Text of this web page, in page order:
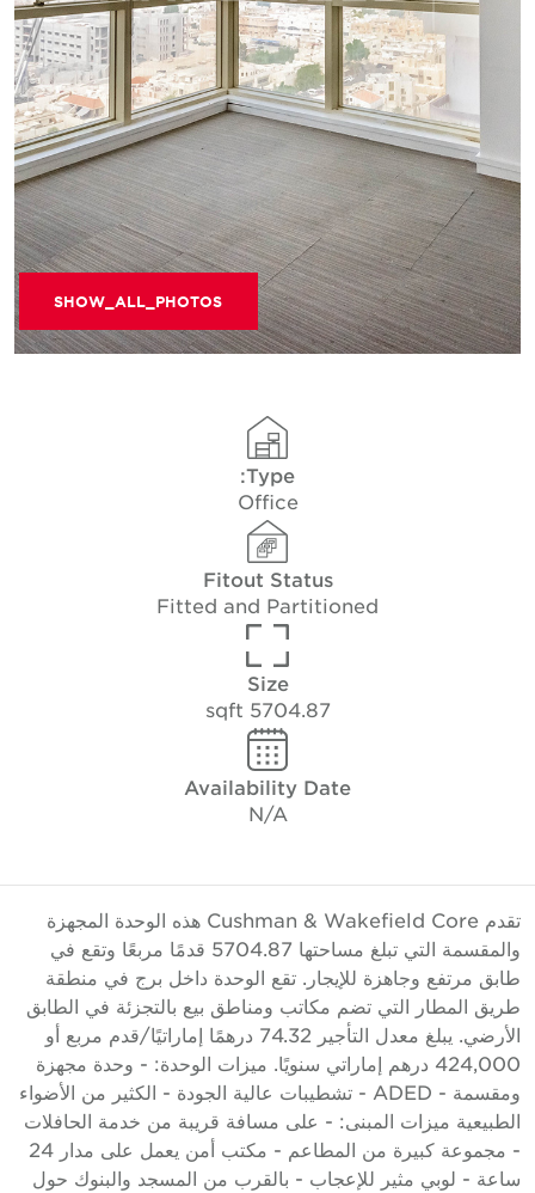
SHOW_ALL_PHOTOS
Type:
Office
Fitout Status
Fitted and Partitioned
Size
5704.87 sqft
Availability Date
N/A
تقدم Cushman & Wakefield Core هذه الوحدة المجهزة
والمقسمة التي تبلغ مساحتها 5704.87 قدمًا مربعًا وتقع في
طابق مرتفع وجاهزة للإيجار. تقع الوحدة داخل برج في منطقة
طريق المطار التي تضم مكاتب ومناطق بيع بالتجزئة في الطابق
الأرضي. يبلغ معدل التأجير 74.32 درهمًا إماراتيًا/قدم مربع أو
424,000 درهم إماراتي سنويًا. ميزات الوحدة: - وحدة مجهزة
ومقسمة - ADED - تشطيبات عالية الجودة - الكثير من الأضواء
الطبيعية ميزات المبنى: - على مسافة قريبة من خدمة الحافلات
- مجموعة كبيرة من المطاعم - مكتب أمن يعمل على مدار 24
ساعة - لوبي مثير للإعجاب - بالقرب من المسجد والبنوك حول